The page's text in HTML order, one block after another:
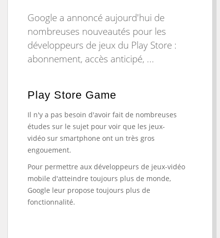
Google a annoncé aujourd'hui de
nombreuses nouveautés pour les
développeurs de jeux du Play Store :
abonnement, accès anticipé, ...
Play Store Game
Il n'y a pas besoin d'avoir fait de nombreuses
études sur le sujet pour voir que les jeux-
vidéo sur smartphone ont un très gros
engouement.
Pour permettre aux développeurs de jeux-vidéo
mobile d'atteindre toujours plus de monde,
Google leur propose toujours plus de
fonctionnalité.